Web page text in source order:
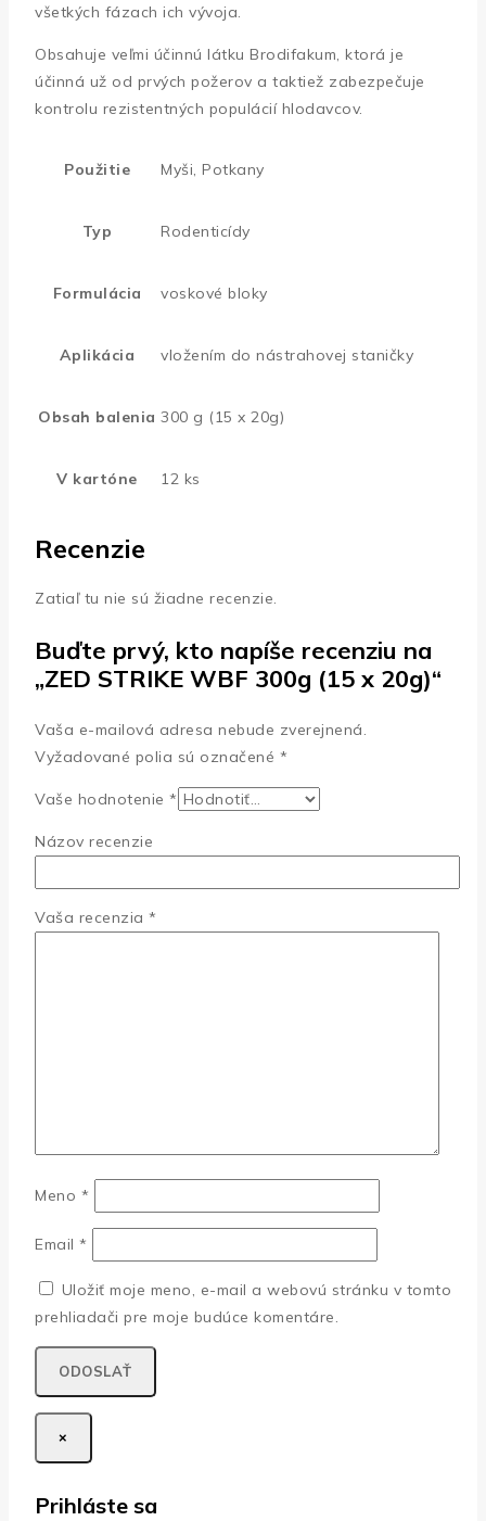
všetkých fázach ich vývoja.
Obsahuje veľmi účinnú látku Brodifakum, ktorá je
účinná už od prvých požerov a taktiež zabezpečuje
kontrolu rezistentných populácií hlodavcov.
Použitie Myši, Potkany
Typ Rodenticídy
Formulácia voskové bloky
Aplikácia vložením do nástrahovej staničky
Obsah balenia 300 g (15 x 20g)
V kartóne 12 ks
Recenzie
Zatiaľ tu nie sú žiadne recenzie.
Buďte prvý, kto napíše recenziu na
„ZED STRIKE WBF 300g (15 x 20g)“
Vaša e-mailová adresa nebude zverejnená.
Vyžadované polia sú označené *
Vaše hodnotenie *
Názov recenzie
Vaša recenzia *
Meno *
Email *
Uložiť moje meno, e-mail a webovú stránku v tomto
prehliadači pre moje budúce komentáre.
×
Prihláste sa